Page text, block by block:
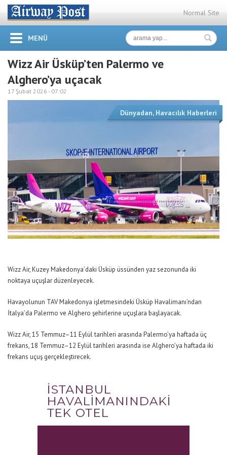
Normal Site
MENÜ
Wizz Air Üsküp’ten Palermo ve
Alghero’ya uçacak
17 Şubat 2026 - 07:02
Dünyadan, Havacılık Haberleri
Wizz Air, Kuzey Makedonya’daki Üsküp üssünden yaz sezonunda iki
noktaya uçuşlar düzenleyecek.
Havayolunun TAV Makedonya işletmesindeki Üsküp Havalimanı’ndan
İtalya’da Palermo ve Alghero şehirlerine uçuşlara başlayacak.
Wizz Air, 15 Temmuz–11 Eylül tarihleri arasında Palermo’ya haftada üç
frekans, 18 Temmuz–12 Eylül tarihleri arasında ise Alghero’ya haftada iki
frekans uçuş gerçekleştirecek.